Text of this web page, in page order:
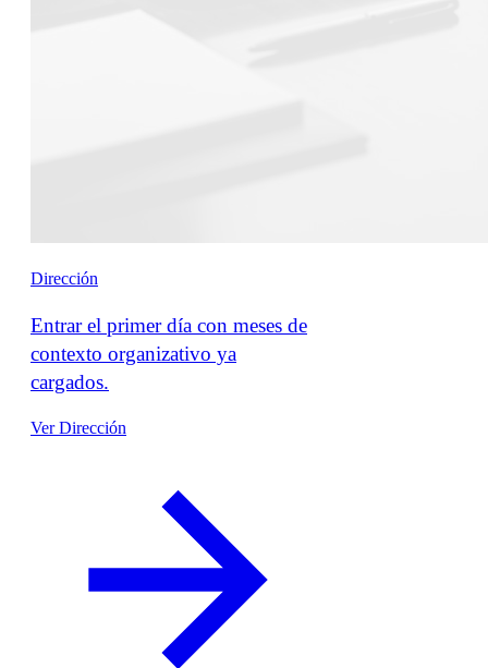
Dirección
Entrar el primer día con meses de
contexto organizativo ya
cargados.
Ver Dirección